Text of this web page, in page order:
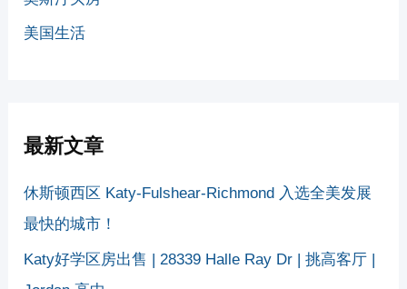
美国生活
最新文章
休斯顿西区 Katy-Fulshear-Richmond 入选全美发展
最快的城市！
Katy好学区房出售 | 28339 Halle Ray Dr | 挑高客厅 |